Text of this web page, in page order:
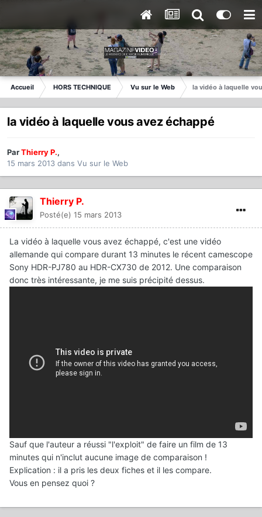
Accueil HORS TECHNIQUE Vu sur le Web la vidéo à laquelle
la vidéo à laquelle vous avez échappé
ParThierry P.,
15 mars 2013 dans Vu sur le Web
Thierry P.
Posté(e) 15 mars 2013
La vidéo à laquelle vous avez échappé, c'est une vidéo
allemande qui compare durant 13 minutes le récent camescope
Sony HDR-PJ780 au HDR-CX730 de 2012. Une comparaison
donc très intéressante, je me suis précipité dessus.
Sauf que l'auteur a réussi "l'exploit" de faire un film de 13
minutes qui n'inclut aucune image de comparaison !
Explication : il a pris les deux fiches et il les compare.
Vous en pensez quoi ?